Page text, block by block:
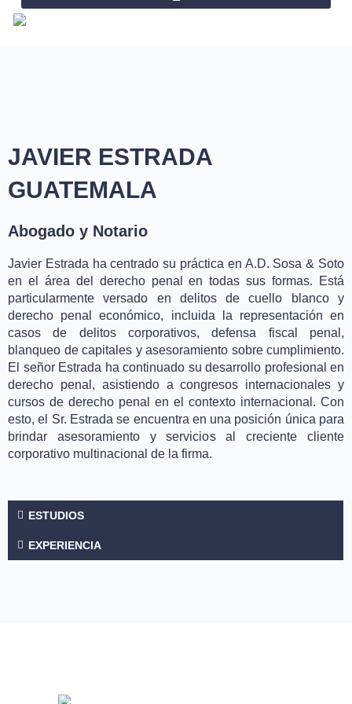
Omitir
JAVIER ESTRADA
GUATEMALA
Abogado y Notario
Javier Estrada ha centrado su práctica en A.D. Sosa & Soto
en el área del derecho penal en todas sus formas. Está
particularmente versado en delitos de cuello blanco y
derecho penal económico, incluida la representación en
casos de delitos corporativos, defensa fiscal penal,
blanqueo de capitales y asesoramiento sobre cumplimiento.
El señor Estrada ha continuado su desarrollo profesional en
derecho penal, asistiendo a congresos internacionales y
cursos de derecho penal en el contexto internacional. Con
esto, el Sr. Estrada se encuentra en una posición única para
brindar asesoramiento y servicios al creciente cliente
corporativo multinacional de la firma.
ESTUDIOS
EXPERIENCIA